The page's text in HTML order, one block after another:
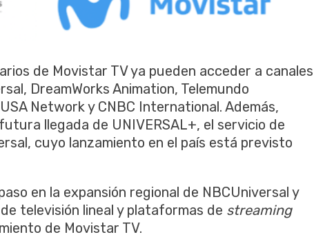
de Movistar TV ya pueden acceder a canales
DreamWorks Animation, Telemundo
Network y CNBC International. Además,
llegada de UNIVERSAL+, el servicio de
cuyo lanzamiento en el país está previsto
en la expansión regional de NBCUniversal y
televisión lineal y plataformas de streaming
de Movistar TV.